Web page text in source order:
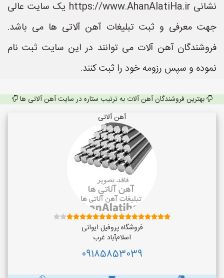
نشانی https://www.AhanAlatiHa.ir یک سایت عالی
جهت معرفی و ثبت تبلیغات آهن آلاتی ها می باشد.
فروشندگان آهن آلات می توانند در این سایت ثبت نام
نموده و سپس رزومه خود را ثبت کنند.
بهترین فروشندگان آهن آلات به ترتیب ستاره در سایت آهن آلاتی ها
آهن آلاتی
فروشگاه پروفیل ایوانی
اسلام‌آباد غرب
09185853039